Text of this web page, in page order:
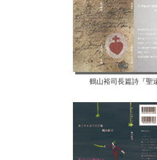
鶴山裕司長篇詩『聖